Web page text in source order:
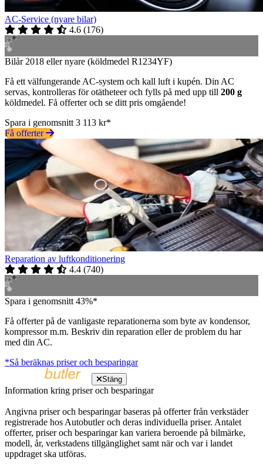
AC-Service (nyare bilar)
4.6 (176)
Bilår 2018 eller nyare (köldmedel R1234YF)
Få ett välfungerande AC-system och kall luft i kupén. Din AC
servas, kontrolleras för otätheteer och fylls på med upp till 200 g
köldmedel. Få offerter och se ditt pris omgående!
Spara i genomsnitt 3 113 kr*
Få offerter
Reparation av luftkonditionering
4.4 (740)
Spara i genomsnitt 43%*
Få offerter på de vanligaste reparationerna som byte av kondensor,
kompressor m.m. Beskriv din reparation eller de problem du har
med din AC.
*Så beräknas priser och besparingar
Stäng
Information kring priser och besparingar
Angivna priser och besparingar baseras på offerter från verkstäder
registrerade hos Autobutler och deras individuella priser. Antalet
offerter, priser och besparingar kan variera beroende på bilmärke,
modell, år, verkstadens tillgänglighet samt när och var i landet
uppdraget ska utföras.